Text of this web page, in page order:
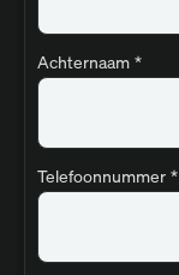
Achternaam *
Telefoonnummer *